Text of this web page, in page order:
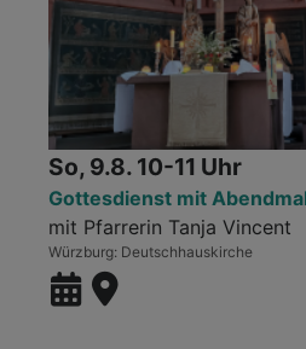
So, 9.8. 10-11 Uhr
Gottesdienst mit
mit Pfarrerin Tanja Vincent
Würzburg Deutschhauskirche